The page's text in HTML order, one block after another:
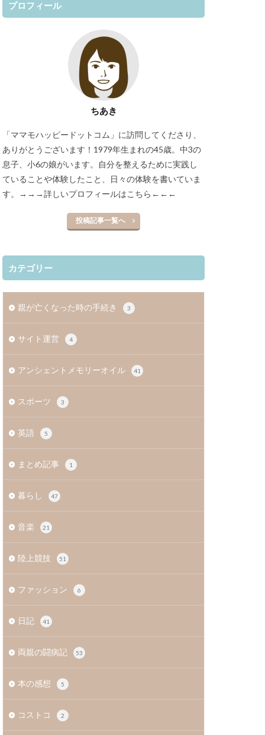
プロフィール
ちあき
「ママモハッピードットコム」に訪問してくださり、
ありがとうございます！1979年生まれの45歳。中3の
息子、小6の娘がいます。自分を整えるために実践し
ていることや体験したこと、日々の体験を書いていま
す。
→→→詳しいプロフィールはこちら←←←
投稿記事一覧へ
カテゴリー
親が亡くなった時の手続き 3
サイト運営 4
アンシェントメモリーオイル 41
スポーツ 3
英語 5
まとめ記事 1
暮らし 47
音楽 21
陸上競技 51
ファッション 6
日記 41
両親の闘病記 53
本の感想 5
コストコ 2